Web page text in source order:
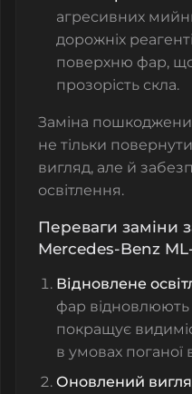
агресивних
дорожніх
поверхню фар,
прозорість скла.
Заміна
не тільки
вигляд, але й
освітлення.
Переваги заміни
Mercedes-Benz
Відновлене
фар відновлюють
покращує
в умовах поганої
Оновлений